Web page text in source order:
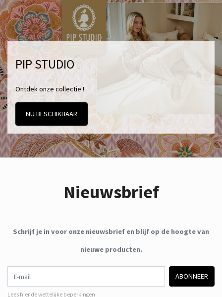
PIP STUDIO
Ontdek onze collectie !
NU BESCHIKBAAR
Nieuwsbrief
Schrijf je in voor onze nieuwsbrief en blijf op de hoogte van
nieuwe producten.
ABONNEER
Lees hier de wettelijke beperkingen